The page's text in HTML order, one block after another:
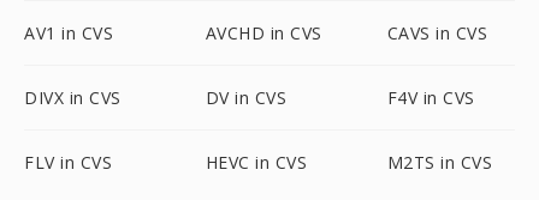
AV1 in CVS AVCHD in CVS CAVS in CVS
DIVX in CVS DV in CVS F4V in CVS
FLV in CVS HEVC in CVS M2TS in CVS